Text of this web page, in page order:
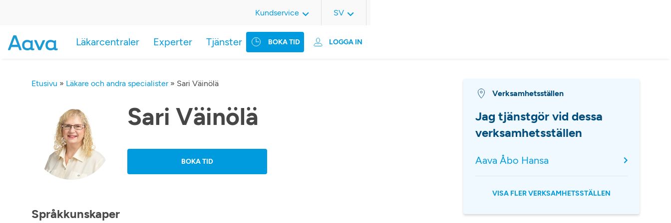
BOKA TID LOGGA IN
Läkarcentraler Experter Tjänster
Kundservice SV
Etusivu » Läkare och andra specialister» Sari Väinölä
Sari Väinölä
BOKA TID
Språkkunskaper
Verksamhetsställen
Jag tjänstgör vid dessa
verksamhetsställen
Aava Åbo Hansa
VISA FLER VERKSAMHETSSTÄLLEN